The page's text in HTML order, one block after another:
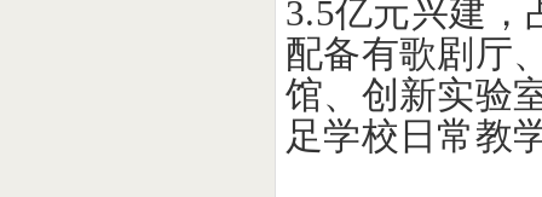
3.5亿元兴建，
配备有歌剧厅
馆、创新实验
足学校日常教